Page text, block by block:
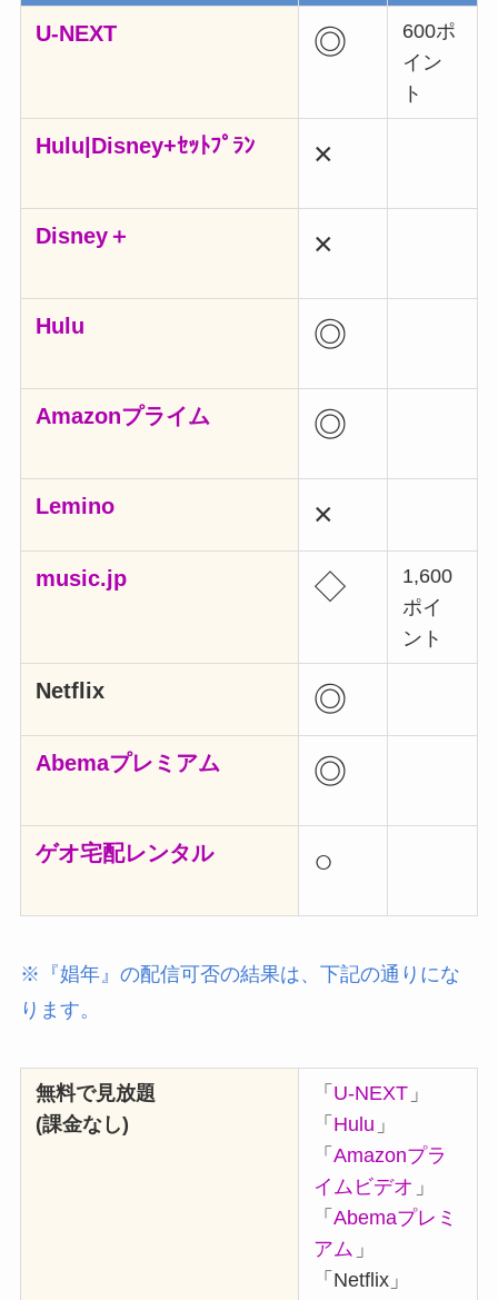
U-NEXT ◎
600ポ
イン
ト
Hulu|Disney+ｾｯﾄﾌﾟﾗﾝ ×
Disney＋ ×
Hulu ◎
Amazonプライム ◎
Lemino ×
music.jp ◇
1,600
ポイ
ント
Netflix ◎
Abemaプレミアム ◎
ゲオ宅配レンタル ○
※『娼年』の配信可否の結果は、下記の通りにな
ります。
無料で見放題
(課金なし)
「 U-NEXT 」
「 Hulu 」
「Amazonプラ
イムビデオ 」
「Abemaプレミ
アム 」
「Netflix」